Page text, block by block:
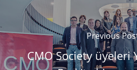
Previous
CMO Society üyeleri